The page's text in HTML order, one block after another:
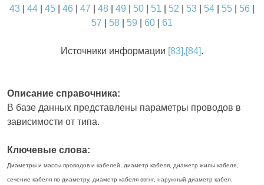
43 44 45 46 47 48 49 50 51 52 53 54 55 56
57
58 59 60 61
Источники информации [83],[84].
Описание справочника:
В базе данных представлены параметры проводов в
зависимости от типа.
Ключевые слова:
Диаметры и массы проводов и кабелей, диаметр кабеля, диаметр жилы кабеля,
сечение кабеля по диаметру, диаметр кабеля ввгнг, наружный диаметр кабел,